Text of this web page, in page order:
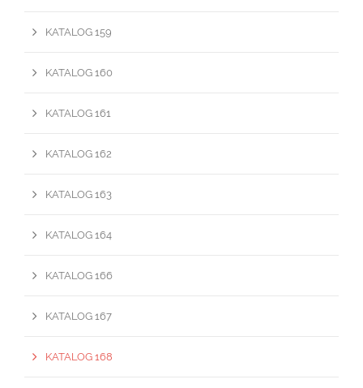
KATALOG 159
KATALOG 160
KATALOG 161
KATALOG 162
KATALOG 163
KATALOG 164
KATALOG 166
KATALOG 167
KATALOG 168